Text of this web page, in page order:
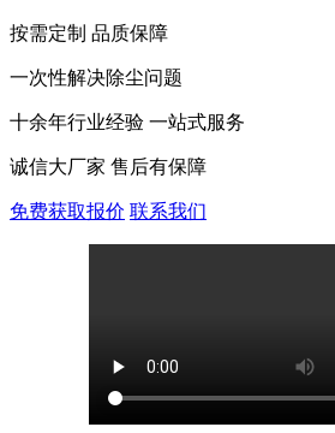
按需定制 品质保障
一次性解决除尘问题
十余年行业经验 一站式服务
诚信大厂家 售后有保障
免费获取报价 联系我们